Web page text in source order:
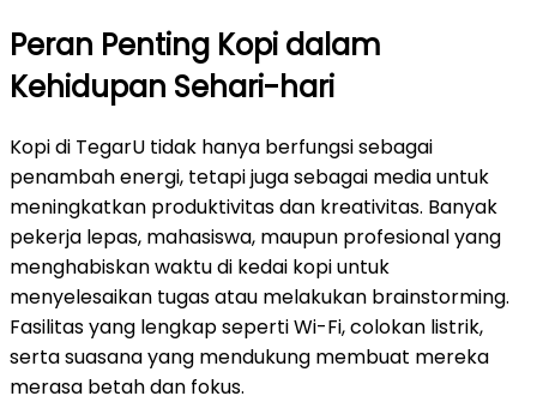
Peran Penting Kopi dalam
Kehidupan Sehari-hari
Kopi di TegarU tidak hanya berfungsi sebagai
penambah energi, tetapi juga sebagai media untuk
meningkatkan produktivitas dan kreativitas. Banyak
pekerja lepas, mahasiswa, maupun profesional yang
menghabiskan waktu di kedai kopi untuk
menyelesaikan tugas atau melakukan brainstorming.
Fasilitas yang lengkap seperti Wi-Fi, colokan listrik,
serta suasana yang mendukung membuat mereka
merasa betah dan fokus.